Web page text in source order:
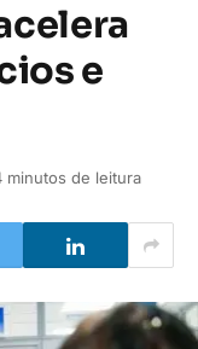
e
minutos de leitura